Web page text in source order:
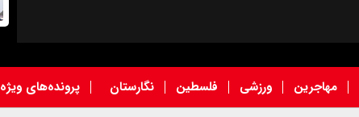
مهاجرین ورزشی فلسطین نگارستان پرونده‌های ویژه